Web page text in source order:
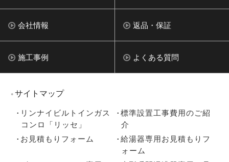
会社情報 返品・保証
施工事例 よくある質問
サイトマップ
リンナイビルトインガス
コンロ「リッセ」
標準設置工事費用のご紹
介
お見積もりフォーム
給湯器専用お見積もりフ
ォーム